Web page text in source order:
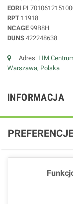
EORI
RPT 11918
NCAGE 99B8H
DUNS 422248638
Adres: LIM
Warszawa, Polska
INFORMACJA